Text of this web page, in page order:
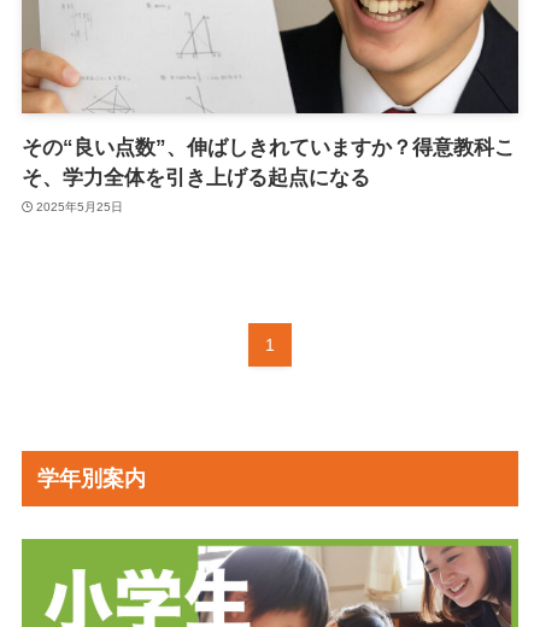
その“良い点数”、伸ばしきれていますか？得意教科こ
そ、学力全体を引き上げる起点になる
2025年5月25日
1
学年別案内